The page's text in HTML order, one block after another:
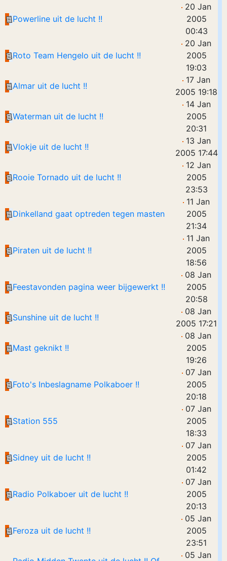
Powerline uit de lucht !!
20 Jan
2005
00:43
Roto Team Hengelo uit de lucht !!
20 Jan
2005
19:03
Almar uit de lucht !!
17 Jan
2005 19:18
Waterman uit de lucht !!
14 Jan
2005
20:31
Vlokje uit de lucht !!
13 Jan
2005 17:44
Rooie Tornado uit de lucht !!
12 Jan
2005
23:53
Dinkelland gaat optreden tegen masten
11 Jan
2005
21:34
Piraten uit de lucht !!
11 Jan
2005
18:56
Feestavonden pagina weer bijgewerkt !!
08 Jan
2005
20:58
Sunshine uit de lucht !!
08 Jan
2005 17:21
Mast geknikt !!
08 Jan
2005
19:26
Foto's Inbeslagname Polkaboer !!
07 Jan
2005
20:18
Station 555
07 Jan
2005
18:33
Sidney uit de lucht !!
07 Jan
2005
01:42
Radio Polkaboer uit de lucht !!
07 Jan
2005
20:13
Feroza uit de lucht !!
05 Jan
2005
23:51
05 Jan